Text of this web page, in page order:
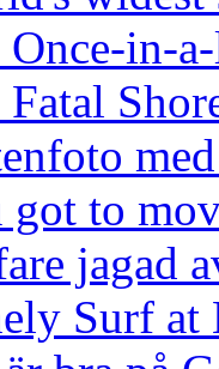
Once-in-
got to
jagad
Surf at